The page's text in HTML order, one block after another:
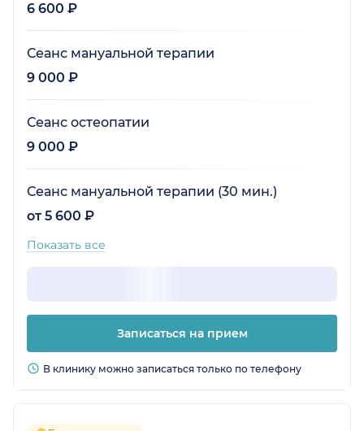
6 600 ₽
Сеанс мануальной терапии
9 000 ₽
Сеанс остеопатии
9 000 ₽
Сеанс мануальной терапии (30 мин.)
от 5 600 ₽
Показать все
Записаться на прием
В клинику можно записаться только по телефону